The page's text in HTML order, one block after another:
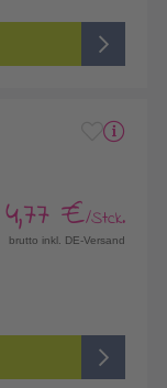
4,77 €/Stck.
brutto inkl. DE-Versand